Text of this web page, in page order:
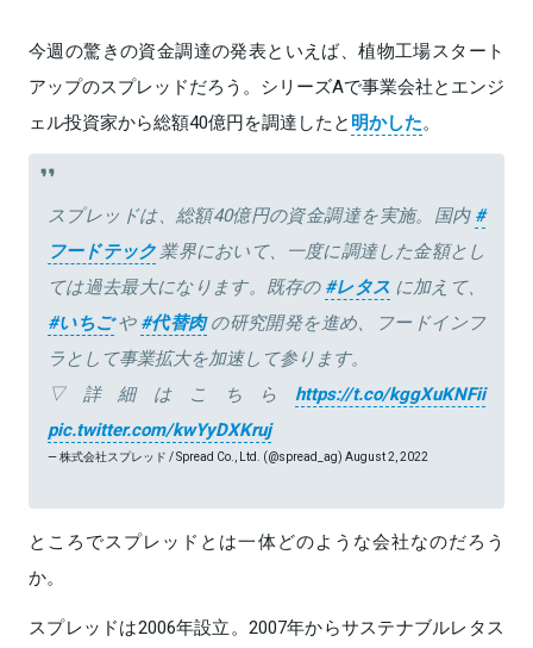
今週の驚きの資金調達の発表といえば、植物工場スタート
アップのスプレッドだろう。シリーズAで事業会社とエンジ
ェル投資家から総額40億円を調達したと明かした。
スプレッドは、総額40億円の資金調達を実施。国内#
フードテック業界において、一度に調達した金額とし
ては過去最大になります。既存の#レタス に加えて、
#いちごや#代替肉の研究開発を進め、フードインフ
ラとして事業拡大を加速して参ります。
▽詳細はこちら https://t.co/kggXuKNFii
pic.twitter.com/kwYyDXKruj
— 株式会社スプレッド / Spread Co., Ltd. (@spread_ag) August 2, 2022
ところでスプレッドとは一体どのような会社なのだろう
か。
スプレッドは2006年設立。2007年からサステナブルレタス